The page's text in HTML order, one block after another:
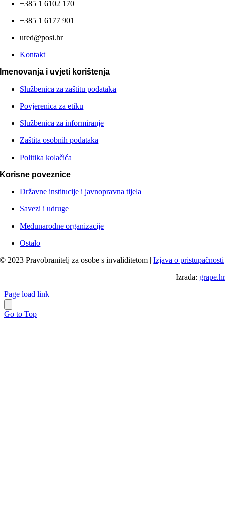
+385 1 6102 170
+385 1 6177 901
ured@posi.hr
Kontakt
Imenovanja i uvjeti korištenja
Službenica za zaštitu podataka
Povjerenica za etiku
Službenica za informiranje
Zaštita osobnih podataka
Politika kolačića
Korisne poveznice
Državne institucije i javnopravna tijela
Savezi i udruge
Međunarodne organizacije
Ostalo
© 2023 Pravobranitelj za osobe s invaliditetom |Izjava o pristupačnosti
Izrada: grape.hr
Page load link
Go to Top